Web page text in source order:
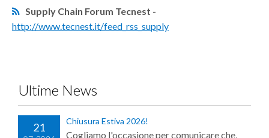
Supply Chain Forum Tecnest -
http://www.tecnest.it/feed_rss_supply
Ultime News
21 Chiusura Estiva 2026!
Cogliamo l'occasione per comunicare che,